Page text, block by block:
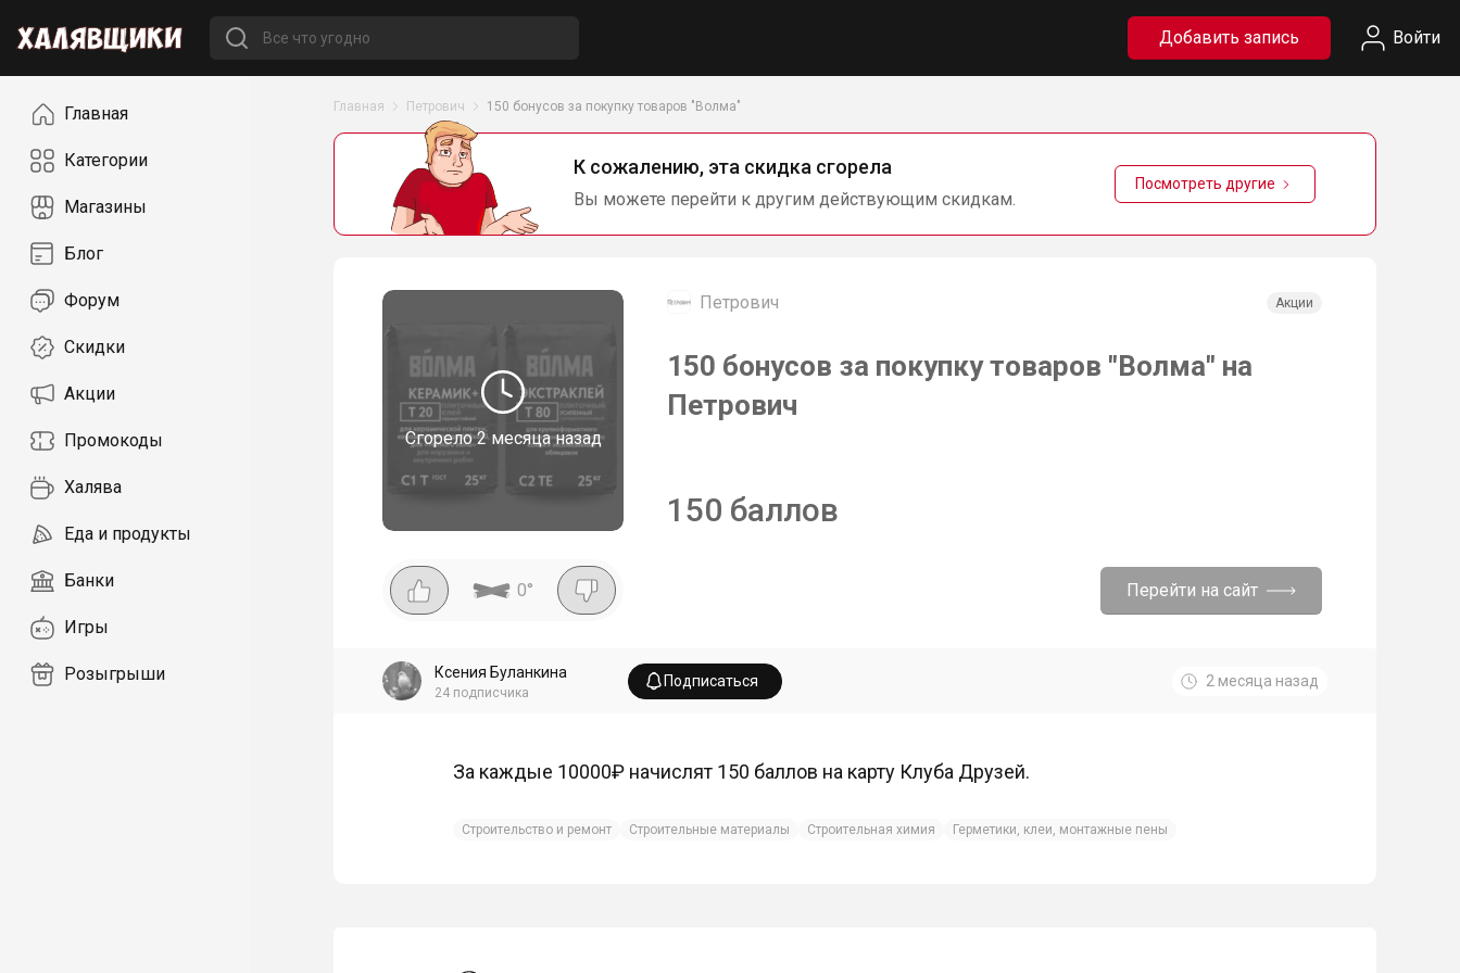
Добавить запись Войти
НавигацияГлавная
Категории
Магазины
Блог
Форум
Скидки
Акции
Промокоды
Халява
Еда и продукты
Банки
Игры
Розыгрыши
Главная Петрович 150 бонусов за покупку товаров "Волма"
К сожалению, эта скидка сгорела
Вы можете перейти к другим действующим скидкам.
Посмотреть другие
Сгорело2 месяца назад
Петрович Акции
150 бонусов за покупку товаров "Волма" на
Петрович
150 баллов
0° Перейти на сайт
Ксения Буланкина
24 подписчика
Подписаться 2 месяца назад
За каждые 10000₽ начислят 150 баллов на карту Клуба Друзей.
Строительство и ремонт Строительные материалы Строительная химия Герметики, клеи, монтажные пены